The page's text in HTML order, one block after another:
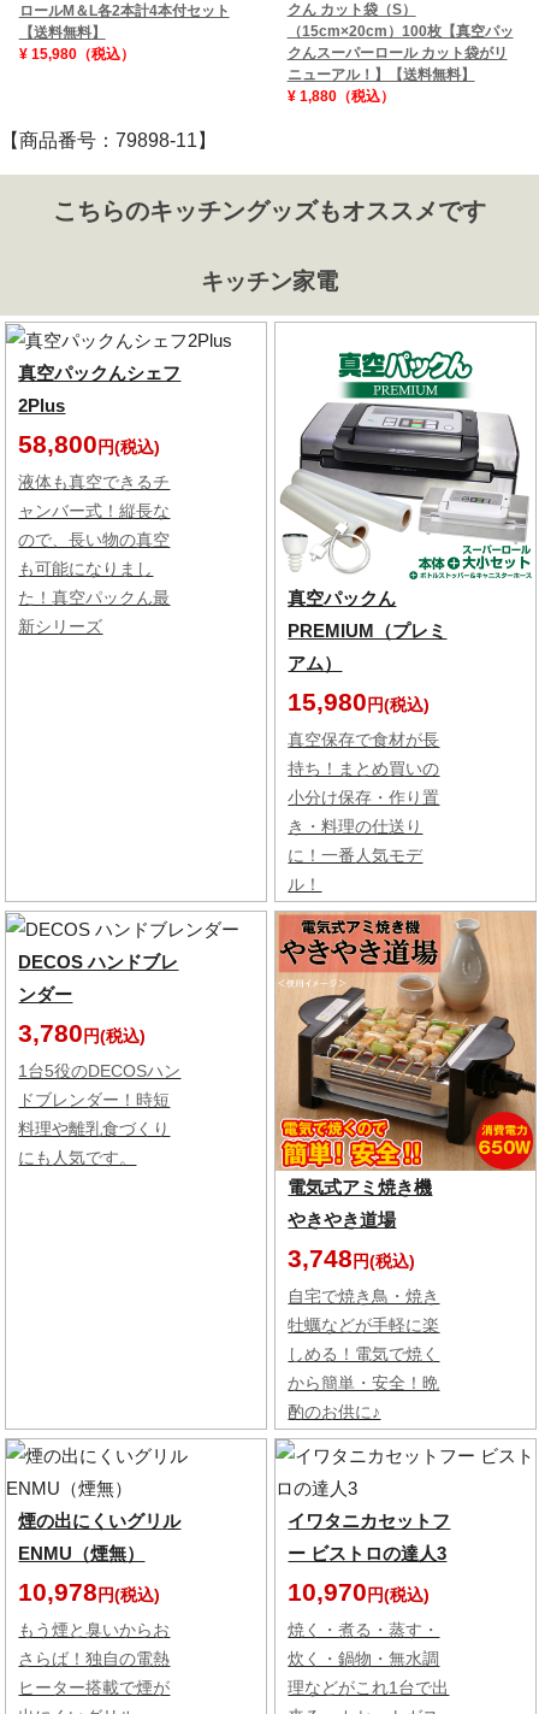
ロールM＆L各2本計4本付セット
【送料無料】
¥ 15,980（税込）
クん カット袋（S）
（15cm×20cm）100枚【真空パッ
クんスーパーロール カット袋がリ
ニューアル！】【送料無料】
¥ 1,880（税込）
【商品番号：79898-11】
こちらのキッチングッズもオススメです
キッチン家電
真空パックんシェフ
2Plus
58,800 円(税込)
液体も真空できるチ
ャンバー式！縦長な
ので、長い物の真空
も可能になりまし
た！真空パックん最
新シリーズ
真空パックん
PREMIUM（プレミ
アム）
15,980 円(税込)
真空保存で食材が長
持ち！まとめ買いの
小分け保存・作り置
き・料理の仕送り
に！一番人気モデ
ル！
DECOS ハンドブレ
ンダー
3,780 円(税込)
1台5役のDECOSハン
ドブレンダー！時短
料理や離乳食づくり
にも人気です。
電気式アミ焼き機
やきやき道場
3,748 円(税込)
自宅で焼き鳥・焼き
牡蠣などが手軽に楽
しめる！電気で焼く
から簡単・安全！晩
酌のお供に♪
煙の出にくいグリル
ENMU（煙無）
10,978 円(税込)
もう煙と臭いからお
さらば！独自の電熱
ヒーター搭載で煙が
イワタニカセットフ
ー ビストロの達人3
10,970 円(税込)
焼く・煮る・蒸す・
炊く・鍋物・無水調
理などがこれ1台で出